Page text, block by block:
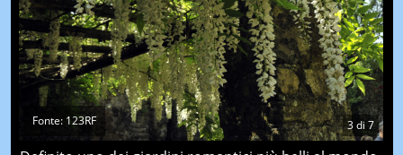
3di 7
Fonte: 123RF